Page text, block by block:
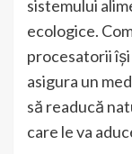
sistemului
ecologice.
procesatorii
asigura un
să readucă
care le va